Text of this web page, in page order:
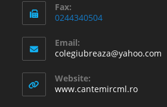
Fax:
0244340504
Email:
colegiubreaza@yahoo.com
Website:
www.cantemircml.ro